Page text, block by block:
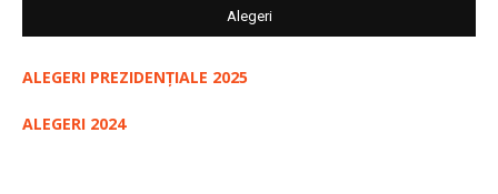
Alegeri
ALEGERI PREZIDENȚIALE 2025
ALEGERI 2024